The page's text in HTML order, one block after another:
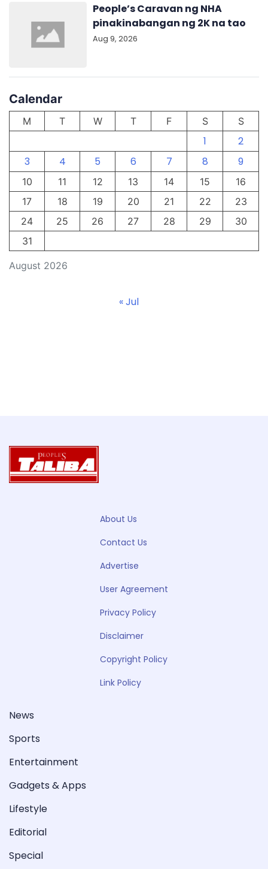
People’s Caravan ng NHA
pinakinabangan ng 2K na tao
Aug 9, 2026
Calendar
August 2026
M T W T F S S
1
2
3
4 5 6 7 8 9
10 11 12 13 14 15
16
17
18 19 20 21 22
23
24
25 26 27 28 29
30
31
« Jul
About Us
Contact Us
Advertise
User Agreement
Privacy Policy
Disclaimer
Copyright Policy
Link Policy
News
Sports
Entertainment
Gadgets & Apps
Lifestyle
Editorial
Special